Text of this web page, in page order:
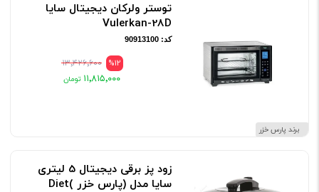
برند پارس خزر
توستر ولرکان دیجیتال سایا
Vulerkan-28D
کد: 90913100
%12 ۱۳٬۴۲۶٬۶۰۰
۱۱٬۸۱۵٬۰۰۰
زود پز برقی دیجیتال 5 لیتری
سایا مدل (پارس خزر )Diet